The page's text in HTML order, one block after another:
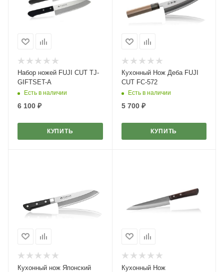
Набор ножей FUJI CUT TJ-
GIFTSET-A
Есть в наличии
6 100 ₽
КУПИТЬ
Кухонный Нож Деба FUJI
CUT FC-572
Есть в наличии
5 700₽
КУПИТЬ
Кухонный нож Японский
Кухонный Нож